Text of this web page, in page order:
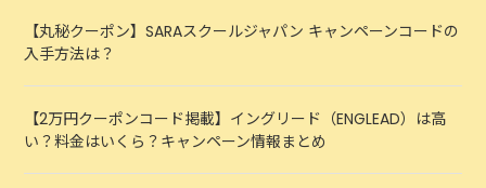
【丸秘クーポン】SARAスクールジャパン キャンペーンコードの
入手方法は？
【2万円クーポンコード掲載】イングリード（ENGLEAD）は高
い？料金はいくら？キャンペーン情報まとめ